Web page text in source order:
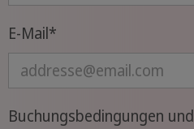
E-Mail*
Buchungsbedingungen und